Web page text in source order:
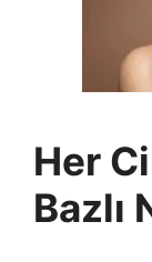
Her
Bazlı